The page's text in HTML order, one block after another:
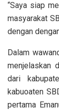
“Saya siap
masyarakat
dengan
Dalam
menjelaskan
dari
kabuoaten
pertama